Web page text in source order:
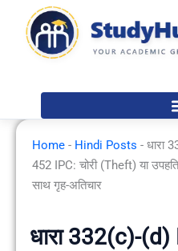
content
Home - Hindi Posts - धारा
452 IPC: चोरी (Theft) या
साथ गृह-अतिचार
धारा 332(c)-(d)